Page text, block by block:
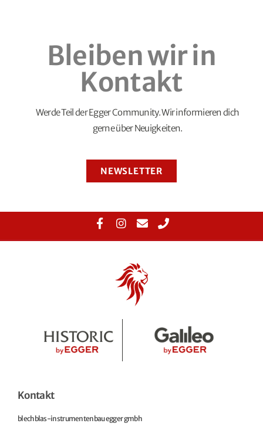
Bleiben wir in
Kontakt
Werde Teil der Egger Community. Wir informieren dich
gerne über Neuigkeiten.
NEWSLETTER
Kontakt
blechblas-instrumentenbau egger gmbh